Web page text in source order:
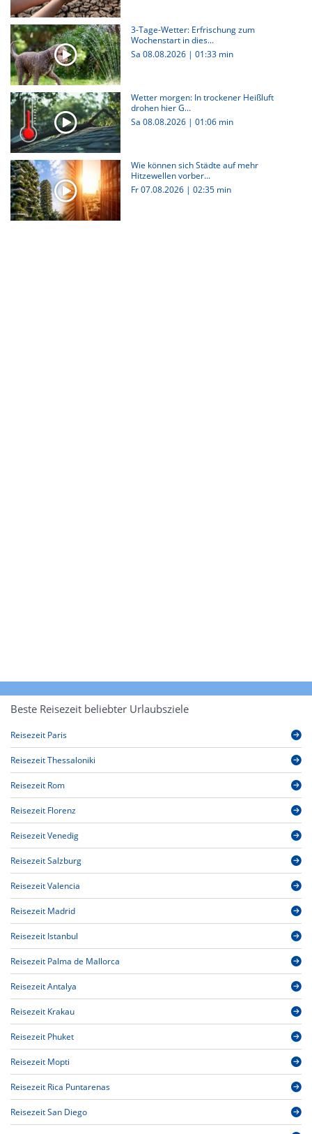
3-Tage-Wetter: Erfrischung zum
Wochenstart in dies...
Sa 08.08.2026 | 01:33 min
Wetter morgen: In trockener Heißluft
drohen hier G...
Sa 08.08.2026 | 01:06 min
Wie können sich Städte auf mehr
Hitzewellen vorber...
Fr 07.08.2026 | 02:35 min
Beste Reisezeit beliebter Urlaubsziele
Reisezeit Paris
Reisezeit Thessaloniki
Reisezeit Rom
Reisezeit Florenz
Reisezeit Venedig
Reisezeit Salzburg
Reisezeit Valencia
Reisezeit Madrid
Reisezeit Istanbul
Reisezeit Palma de Mallorca
Reisezeit Antalya
Reisezeit Krakau
Reisezeit Phuket
Reisezeit Mopti
Reisezeit Rica Puntarenas
Reisezeit San Diego